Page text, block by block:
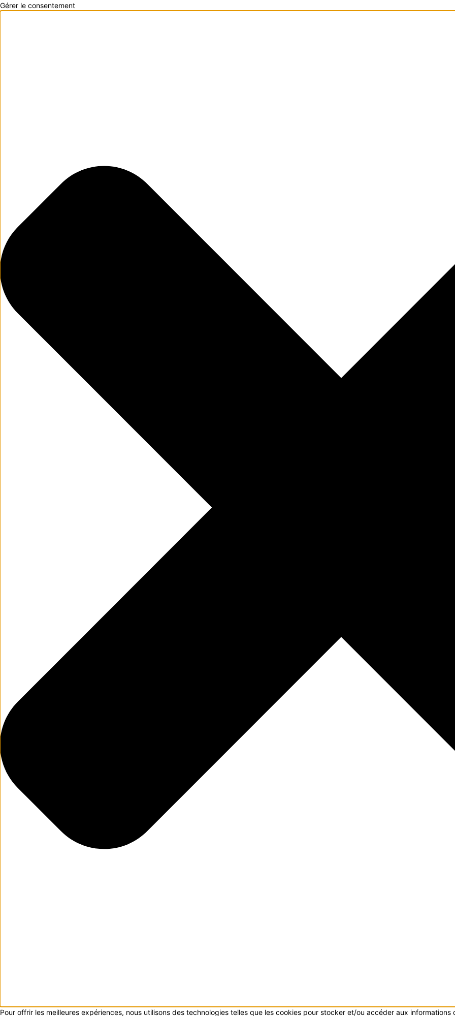
Gérer le consentement
Pour offrir les meilleures expériences, nous utilisons des technologies telles que les cookies pour stocker et/ou accéder aux